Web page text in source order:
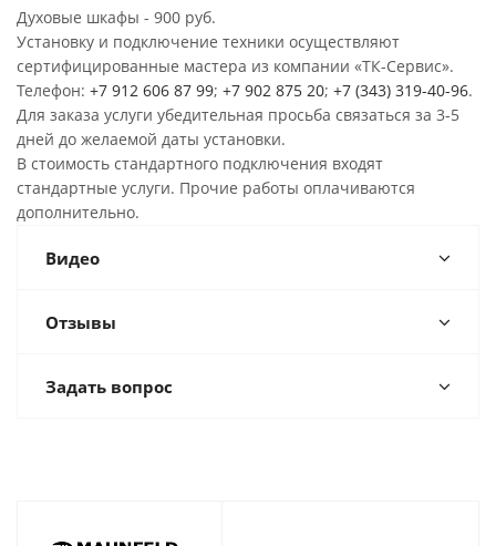
Духовые шкафы - 900 руб.
Установку и подключение техники осуществляют
сертифицированные мастера из компании «ТК-Сервис».
Телефон: +7 912 606 87 99; +7 902 875 20; +7 (343) 319-40-96.
Для заказа услуги убедительная просьба связаться за 3-5
дней до желаемой даты установки.
В стоимость стандартного подключения входят
стандартные услуги. Прочие работы оплачиваются
дополнительно.
Видео
Отзывы
Задать вопрос